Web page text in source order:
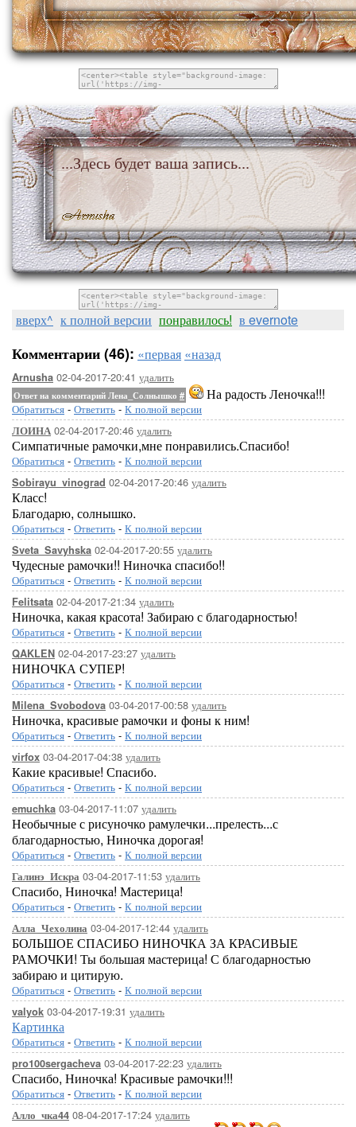
...Здесь будет ваша запись...
вверх^ к полной версии понравилось! в evernote
Комментарии (46): «первая «назад
Arnusha 02-04-2017-20:41 удалить
Ответ на комментарий Лена_Солнышко # На радость Леночка!!!
Обратиться - Ответить - К полной версии
ЛОИНА 02-04-2017-20:46 удалить
Симпатичные рамочки,мне понравились.Спасибо!
Обратиться - Ответить - К полной версии
Sobirayu_vinograd 02-04-2017-20:46 удалить
Класс!
Благодарю, солнышко.
Обратиться - Ответить - К полной версии
Sveta_Savyhska 02-04-2017-20:55 удалить
Чудесные рамочки!! Ниночка спасибо!!
Обратиться - Ответить - К полной версии
Felitsata 02-04-2017-21:34 удалить
Ниночка, какая красота! Забираю с благодарностью!
Обратиться - Ответить - К полной версии
QAKLEN 02-04-2017-23:27 удалить
НИНОЧКА СУПЕР!
Обратиться - Ответить - К полной версии
Milena_Svobodova 03-04-2017-00:58 удалить
Ниночка, красивые рамочки и фоны к ним!
Обратиться - Ответить - К полной версии
virfox 03-04-2017-04:38 удалить
Какие красивые! Спасибо.
Обратиться - Ответить - К полной версии
emuchka 03-04-2017-11:07 удалить
Необычные с рисуночко рамулечки...прелесть...с
благодарностью, Ниночка дорогая!
Обратиться - Ответить - К полной версии
Галинэ_Искра 03-04-2017-11:53 удалить
Спасибо, Ниночка! Мастерица!
Обратиться - Ответить - К полной версии
Алла_Чехолина 03-04-2017-12:44 удалить
БОЛЬШОЕ СПАСИБО НИНОЧКА ЗА КРАСИВЫЕ
РАМОЧКИ! Ты большая мастерица! С благодарностью
забираю и цитирую.
Обратиться - Ответить - К полной версии
valyok 03-04-2017-19:31 удалить
Картинка
Обратиться - Ответить - К полной версии
pro100sergacheva 03-04-2017-22:23 удалить
Спасибо, Ниночка! Красивые рамочки!!!
Обратиться - Ответить - К полной версии
Алло_чка44 08-04-2017-17:24 удалить